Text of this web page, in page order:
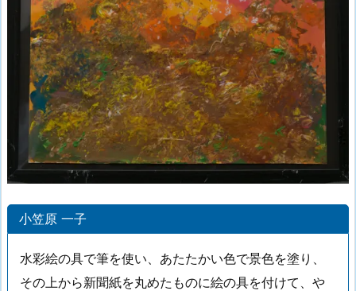
小笠原 一子
水彩絵の具で筆を使い、あたたかい色で景色を塗り、
その上から新聞紙を丸めたものに絵の具を付けて、や